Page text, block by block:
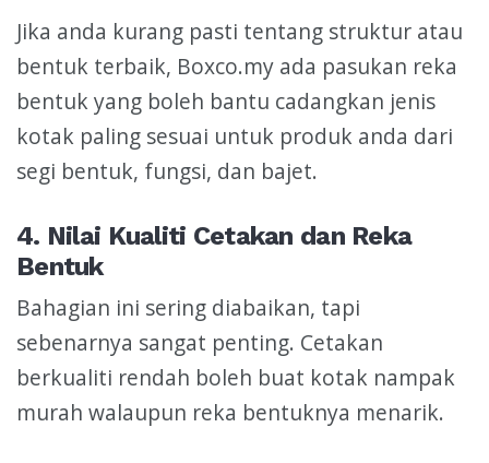
Jika anda kurang pasti tentang struktur atau
bentuk terbaik, Boxco.my ada pasukan reka
bentuk yang boleh bantu cadangkan jenis
kotak paling sesuai untuk produk anda dari
segi bentuk, fungsi, dan bajet.
4. Nilai Kualiti Cetakan dan Reka
Bentuk
Bahagian ini sering diabaikan, tapi
sebenarnya sangat penting. Cetakan
berkualiti rendah boleh buat kotak nampak
murah walaupun reka bentuknya menarik.